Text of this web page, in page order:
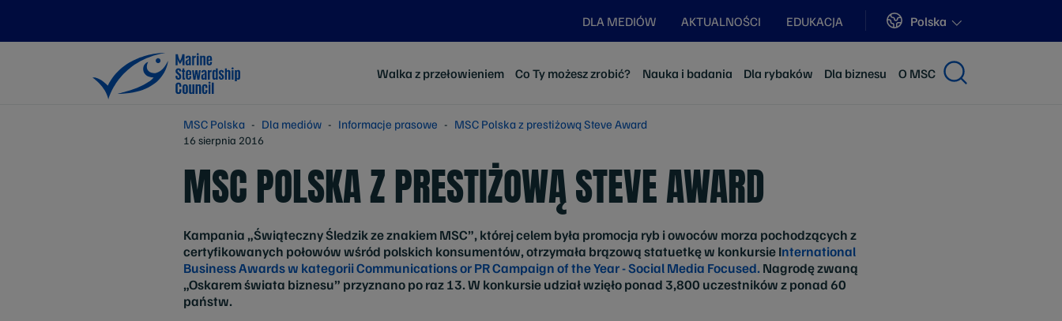
DLA MEDIÓW AKTUALNOŚCI EDUKACJA Sites
Polska
Walka z przełowieniem Co Ty możesz zrobić? Nauka i badania Dla rybaków Dla biznesu O MSC
MSC Polska Dla mediów Informacje prasowe MSC Polska z prestiżową Steve Award
16 sierpnia 2016
MSC POLSKA Z PRESTIŻOWĄ STEVE AWARD
Kampania „Świąteczny Śledzik ze znakiem MSC”, której celem była promocja ryb i owoców morza pochodzących z
certyfikowanych połowów wśród polskich konsumentów, otrzymała brązową statuetkę w konkursie International
Business Awards w kategorii Communications or PR Campaign of the Year - Social Media Focused.Nagrodę zwaną
„Oskarem świata biznesu” przyznano po raz 13. W konkursie udział wzięło ponad 3,800 uczestników z ponad 60
państw.